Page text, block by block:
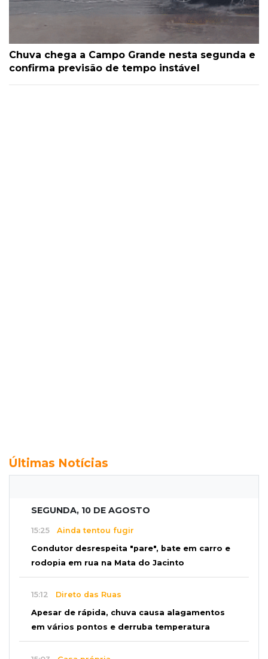
Chuva chega a Campo Grande nesta segunda e
confirma previsão de tempo instável
Últimas Notícias
SEGUNDA, 10 DE AGOSTO
15:25 Ainda tentou fugir
Condutor desrespeita "pare", bate em carro e
rodopia em rua na Mata do Jacinto
15:12 Direto das Ruas
Apesar de rápida, chuva causa alagamentos
em vários pontos e derruba temperatura